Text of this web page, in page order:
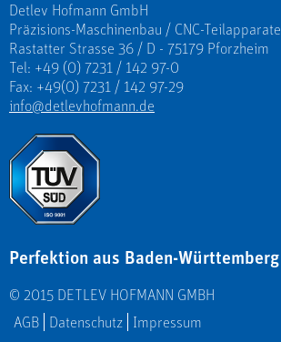
Detlev Hofmann GmbH
Präzisions-Maschinenbau / CNC-Teilapparate
Rastatter Strasse 36 / D - 75179 Pforzheim
Tel: +49 (0) 7231 / 142 97-0
Fax: +49(0) 7231 / 142 97-29
info@detlevhofmann.de
Perfektion aus Baden-Württemberg
© 2015 DETLEV HOFMANN GMBH
AGB Datenschutz Impressum